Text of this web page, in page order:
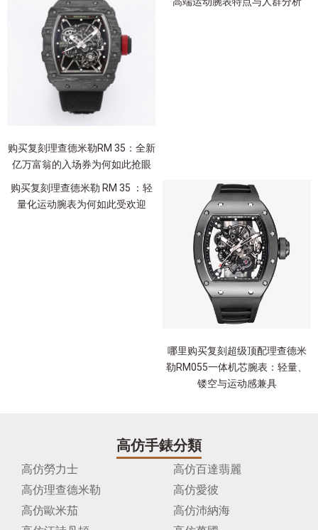
购买复刻理查德米勒RM 35：全新
亿万富翁的入场券为何如此抢眼
购买复刻理查德米勒 RM 35 ：轻
量化运动腕表为何如此受欢迎
哪里购买复刻超级顶配理查德米
勒RM055一体机芯腕表：轻量、
镂空与运动感兼具
高仿手錶分類
高仿勞力士
高仿百達翡麗
高仿理查德米勒
高仿愛彼
高仿歐米茄
高仿沛納海